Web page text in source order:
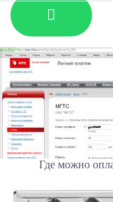
Где можно